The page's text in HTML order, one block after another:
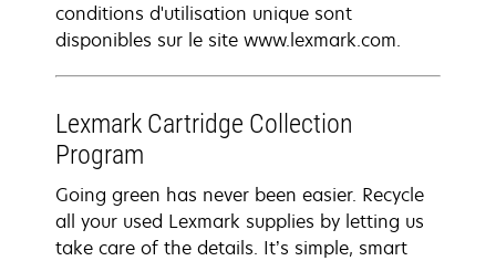
conditions d'utilisation unique sont
disponibles sur le site www.lexmark.com.
Lexmark Cartridge Collection
Program
Going green has never been easier. Recycle
all your used Lexmark supplies by letting us
take care of the details. It’s simple, smart